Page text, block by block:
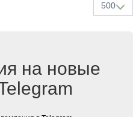
500
на новые